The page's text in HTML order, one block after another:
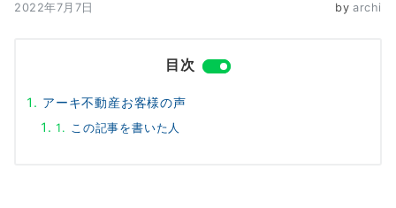
2022年7月7日 by archi
目次
アーキ不動産お客様の声
この記事を書いた人